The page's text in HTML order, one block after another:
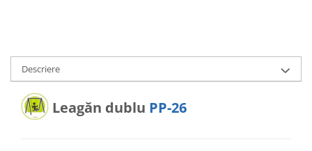
Descriere
Leagăn dublu PP-26